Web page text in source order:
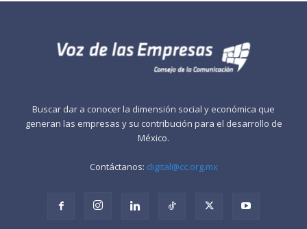
Buscar dar a conocer la dimensión social y económica que
generan las empresas y su contribución para el desarrollo de
México.
Contáctanos: digital@cc.org.mx